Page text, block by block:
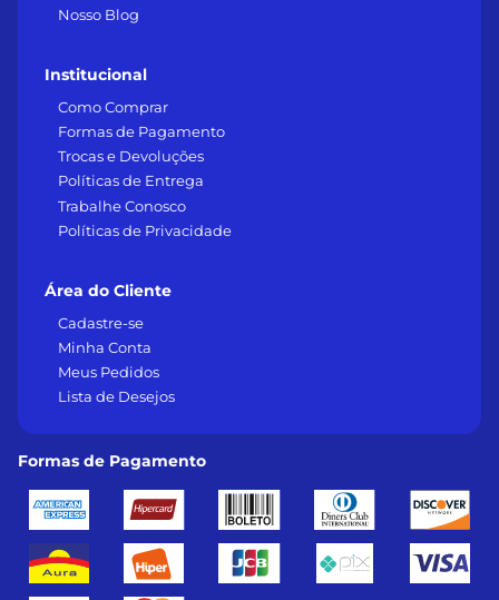
Nosso Blog
Institucional
Como Comprar
Formas de Pagamento
Trocas e Devoluções
Políticas de Entrega
Trabalhe Conosco
Políticas de Privacidade
Área do Cliente
Cadastre-se
Minha Conta
Meus Pedidos
Lista de Desejos
Formas de Pagamento